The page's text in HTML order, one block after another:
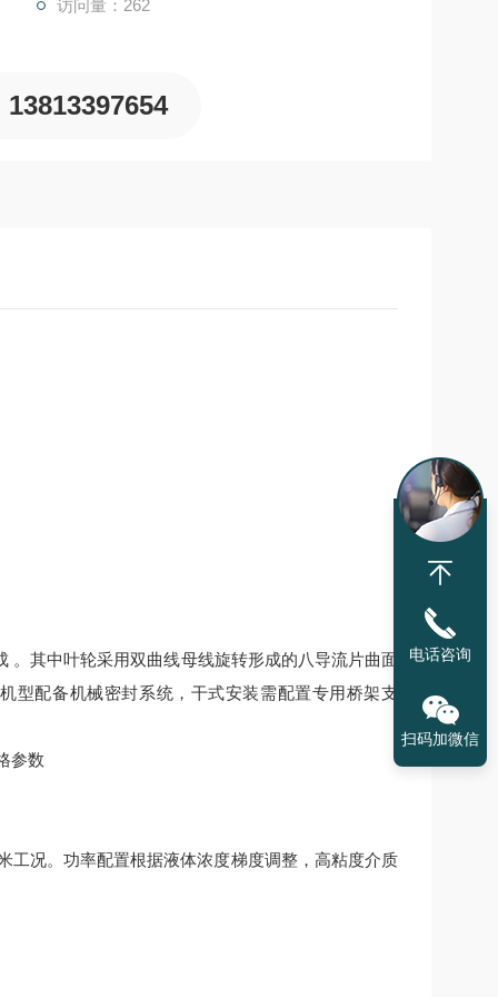
访问量：262
13813397654
。其中叶轮采用双曲线母线旋转形成的八导流片曲面
型配备机械密封系统，干式安装需配置专用桥架支
工况。功率配置根据液体浓度梯度调整，高粘度介质
电话咨询
扫码加微信